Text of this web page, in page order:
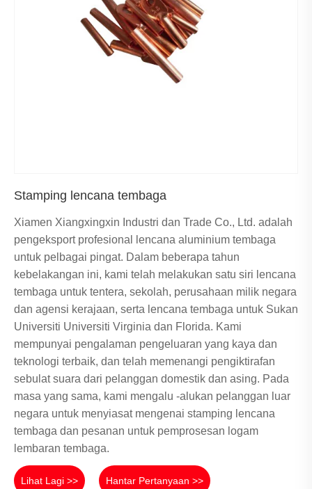
Stamping lencana tembaga
Xiamen Xiangxingxin Industri dan Trade Co., Ltd. adalah
pengeksport profesional lencana aluminium tembaga
untuk pelbagai pingat. Dalam beberapa tahun
kebelakangan ini, kami telah melakukan satu siri lencana
tembaga untuk tentera, sekolah, perusahaan milik negara
dan agensi kerajaan, serta lencana tembaga untuk Sukan
Universiti Universiti Virginia dan Florida. Kami
mempunyai pengalaman pengeluaran yang kaya dan
teknologi terbaik, dan telah memenangi pengiktirafan
sebulat suara dari pelanggan domestik dan asing. Pada
masa yang sama, kami mengalu -alukan pelanggan luar
negara untuk menyiasat mengenai stamping lencana
tembaga dan pesanan untuk pemprosesan logam
lembaran tembaga.
Lihat Lagi >> Hantar Pertanyaan >>